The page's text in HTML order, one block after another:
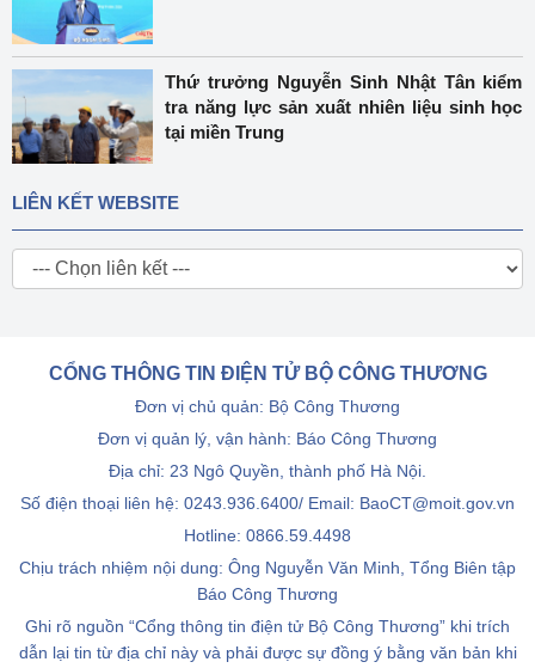
Thứ trưởng Nguyễn Sinh Nhật Tân kiểm
tra năng lực sản xuất nhiên liệu sinh học
tại miền Trung
LIÊN KẾT WEBSITE
CỔNG THÔNG TIN ĐIỆN TỬ BỘ CÔNG THƯƠNG
Đơn vị chủ quản: Bộ Công Thương
Đơn vị quản lý, vận hành: Báo Công Thương
Địa chỉ: 23 Ngô Quyền, thành phố Hà Nội.
Số điện thoại liên hệ: 0243.936.6400/ Email: BaoCT@moit.gov.vn
Hotline: 0866.59.4498
Chịu trách nhiệm nội dung: Ông Nguyễn Văn Minh, Tổng Biên tập
Báo Công Thương
Ghi rõ nguồn “Cổng thông tin điện tử Bộ Công Thương” khi trích
dẫn lại tin từ địa chỉ này và phải được sự đồng ý bằng văn bản khi